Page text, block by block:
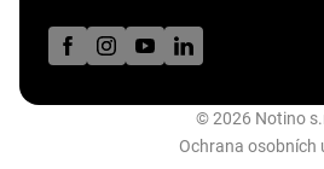
© 2026 Notino
Ochrana osobních